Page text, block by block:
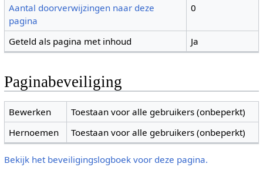
Aantal doorverwijzingen naar deze
pagina
0
Geteld als pagina met inhoud Ja
Paginabeveiliging
Bewerken
Toestaan voor alle gebruikers (onbeperkt)
Hernoemen
Toestaan voor alle gebruikers (onbeperkt)
Bekijk het beveiligingslogboek voor deze pagina.